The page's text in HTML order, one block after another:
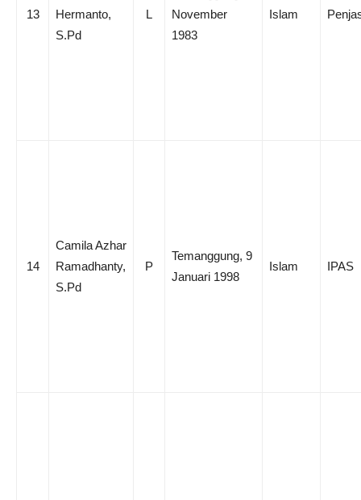
13
Hermanto,
S.Pd
L
November
1983
Islam
14
Camila Azhar
Ramadhanty,
S.Pd
P
Temanggung, 9
Januari 1998
Islam IPAS